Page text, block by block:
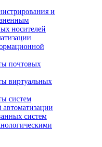
и
носителей
почтовых
виртуальных
систем
систем